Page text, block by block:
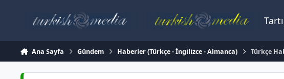
Ana Sayfa Gündem Haberler (Türkçe - İngilizce - Almanca) Türkçe